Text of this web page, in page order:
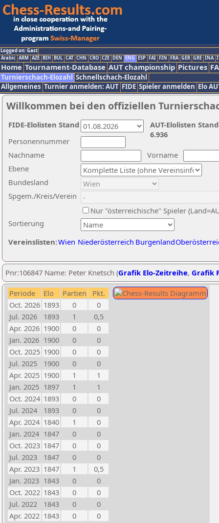
Logged on: Gast
Arabic ARM AZE BIH BUL CAT CHN CRO CZE DEN ENG ESP FAI FIN FRA GER GRE INA
Home Tournament-Database AUT championship Pictures
Turnierschach-Elozahl Schnellschach-Elozahl
Allgemeines Turnier anmelden: AUT FIDE Spieler anmelden Elo
Willkommen bei den offiziellen
Nachname
Vorname
Ebene
Sortierung
Personennummer
Bundesland
Spgem./Kreis/Verein
Nur "österreichische" Spieler
Vereinslisten:Wien Niederösterreich Burgenland
AUT-Elolisten
6.936
FIDE-Elolisten Stand
Pnr:106847 Name: Peter Knetsch (Grafik Elo-Zeitreihe, Grafik
Periode Elo Partien
Pkt.
Oct. 2026 1893 0
0
Jul. 2026
1893 1
0,5
Apr. 2026 1900 0
0
Jan. 2026 1900 0
0
Oct. 2025 1900 0
0
Jul. 2025
1900 0
0
Apr. 2025 1900 1
1
Jan. 2025 1897 1
1
Oct. 2024 1893 0
0
Jul. 2024
1893 0
0
Apr. 2024 1840 1
0
Jan. 2024 1847 0
0
Oct. 2023 1847 0
0
Jul. 2023
1847 0
0
Apr. 2023 1847 1
0,5
Jan. 2023 1843 0
0
Oct. 2022 1843 0
0
Jul. 2022
1843 0
0
Apr. 2022 1843 0
0